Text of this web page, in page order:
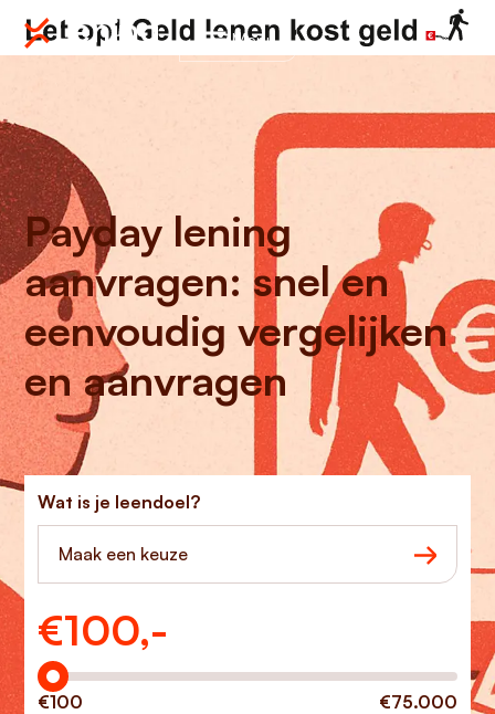
Menu
Payday lening
aanvragen: snel en
eenvoudig vergelijken
en aanvragen
Wat is je leendoel?
Maak een keuze
€100,-
Hoeveel wilt u lenen?
€100 €75.000